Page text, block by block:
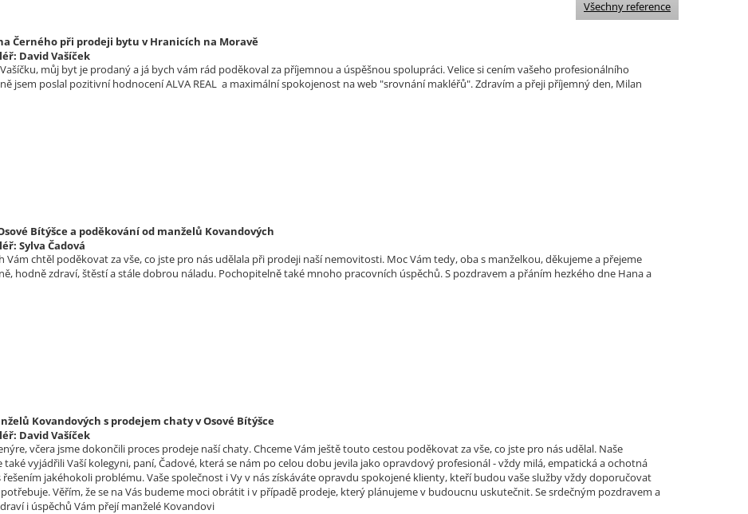
Černého při prodeji bytu v Hranicích na Moravě
David Vašíček
můj byt je prodaný a já bych vám rád poděkoval za příjemnou a úspěšnou spolupráci. Velice si cením vašeho profesionálního
jsem poslal pozitivní hodnocení ALVA REAL a maximální spokojenost na web "srovnání makléřů". Zdravím a přeji příjemný den, Milan
Bítýšce a poděkování od manželů Kovandových
Sylva Čadová
Vám chtěl poděkovat za vše, co jste pro nás udělala při prodeji naší nemovitosti. Moc Vám tedy, oba s manželkou, děkujeme a přejeme
hodně zdraví, štěstí a stále dobrou náladu. Pochopitelně také mnoho pracovních úspěchů. S pozdravem a přáním hezkého dne Hana a
Kovandových s prodejem chaty v Osové Bítýšce
David Vašíček
včera jsme dokončili proces prodeje naší chaty. Chceme Vám ještě touto cestou poděkovat za vše, co jste pro nás udělal. Naše
také vyjádřili Vaší kolegyni, paní, Čadové, která se nám po celou dobu jevila jako opravdový profesionál - vždy milá, empatická a ochotná
jakéhokoli problému. Vaše společnost i Vy v nás získáváte opravdu spokojené klienty, kteří budou vaše služby vždy doporučovat
Věřím, že se na Vás budeme moci obrátit i v případě prodeje, který plánujeme v budoucnu uskutečnit. Se srdečným pozdravem a
i úspěchů Vám přejí manželé Kovandovi
Všechny reference